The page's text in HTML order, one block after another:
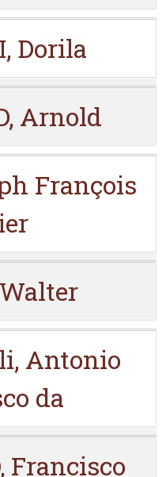
Dorila
Arnold
François
Antonio
da
Francisco